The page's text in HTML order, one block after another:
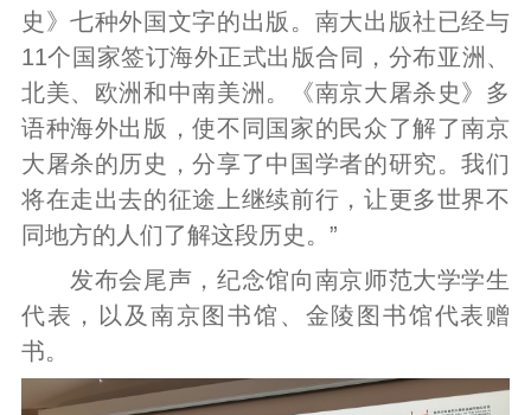
史》七种外国文字的出版。南大出版社已经与
11个国家签订海外正式出版合同，分布亚洲、
北美、欧洲和中南美洲。《南京大屠杀史》多
语种海外出版，使不同国家的民众了解了南京
大屠杀的历史，分享了中国学者的研究。我们
将在走出去的征途上继续前行，让更多世界不
同地方的人们了解这段历史。”
发布会尾声，纪念馆向南京师范大学学生
代表，以及南京图书馆、金陵图书馆代表赠
书。